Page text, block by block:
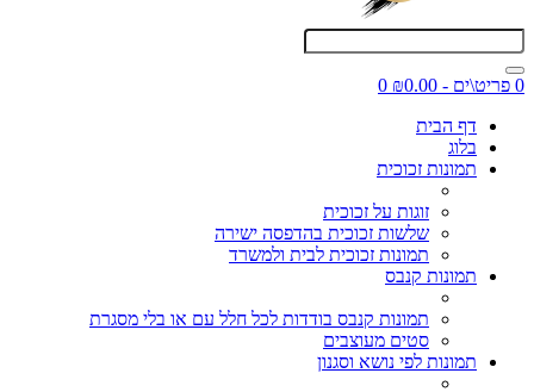
0 פריט\ים - ₪0.00
0
דף הבית
בלוג
תמונות זכוכית
זוגות על זכוכית
שלשות זכוכית בהדפסה ישירה
תמונות זכוכית לבית ולמשרד
תמונות קנבס
תמונות קנבס בודדות לכל חלל עם או בלי מסגרת
סטים מעוצבים
תמונות לפי נושא וסגנון